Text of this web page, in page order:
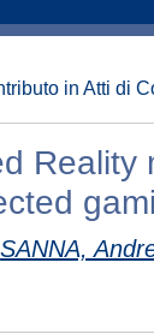
in Atti di
SANNA,